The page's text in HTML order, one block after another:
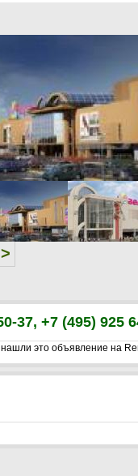
>
37, +7 (495) 925
это объявление на